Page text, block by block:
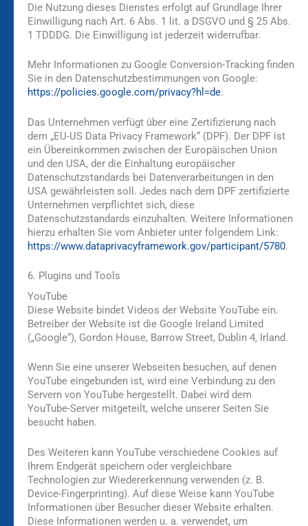
Die Nutzung dieses Dienstes erfolgt auf Grundlage Ihrer
Einwilligung nach Art. 6 Abs. 1 lit. a DSGVO und § 25 Abs.
1 TDDDG. Die Einwilligung ist jederzeit widerrufbar.
Mehr Informationen zu Google Conversion-Tracking finden
Sie in den Datenschutzbestimmungen von Google:
https://policies.google.com/privacy?hl=de.
Das Unternehmen verfügt über eine Zertifizierung nach
dem „EU-US Data Privacy Framework“ (DPF). Der DPF ist
ein Übereinkommen zwischen der Europäischen Union
und den USA, der die Einhaltung europäischer
Datenschutzstandards bei Datenverarbeitungen in den
USA gewährleisten soll. Jedes nach dem DPF zertifizierte
Unternehmen verpflichtet sich, diese
Datenschutzstandards einzuhalten. Weitere Informationen
hierzu erhalten Sie vom Anbieter unter folgendem Link:
https://www.dataprivacyframework.gov/participant/5780.
6. Plugins und Tools
YouTube
Diese Website bindet Videos der Website YouTube ein.
Betreiber der Website ist die Google Ireland Limited
(„Google“), Gordon House, Barrow Street, Dublin 4, Irland.
Wenn Sie eine unserer Webseiten besuchen, auf denen
YouTube eingebunden ist, wird eine Verbindung zu den
Servern von YouTube hergestellt. Dabei wird dem
YouTube-Server mitgeteilt, welche unserer Seiten Sie
besucht haben.
Des Weiteren kann YouTube verschiedene Cookies auf
Ihrem Endgerät speichern oder vergleichbare
Technologien zur Wiedererkennung verwenden (z. B.
Device-Fingerprinting). Auf diese Weise kann YouTube
Informationen über Besucher dieser Website erhalten.
Diese Informationen werden u. a. verwendet, um